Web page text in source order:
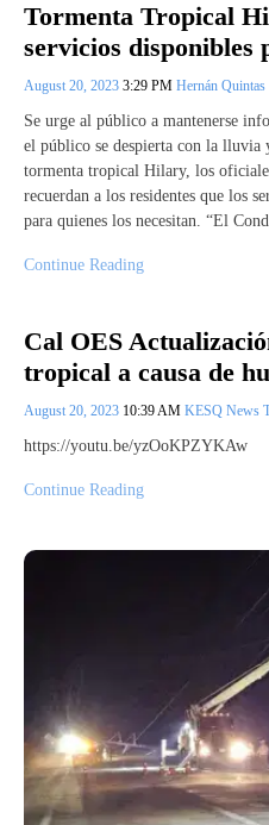
Tormenta Tropical
servicios disponibles
August 20, 2023 3:29 PM Hernán Quintas
Se urge al público a mantenerse
el público se despierta con la
tormenta tropical Hilary, los
recuerdan a los residentes que los
para quienes los necesitan. “El
Continue Reading
Cal OES
tropical a causa de
August 20, 2023 10:39 AM KESQ News
https://youtu.be/yzOoKPZYKAw
Continue Reading